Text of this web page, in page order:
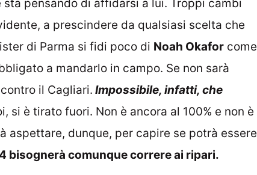
pensando di affidarsi a lui. Troppi cambi
a prescindere da qualsiasi scelta che
di Parma si fidi poco di Noah Okafor come
a mandarlo in campo. Se non sarà
il Cagliari. Impossibile, infatti, che
si è tirato fuori. Non è ancora al 100% e non è
aspettare, dunque, per capire se potrà essere
bisognerà comunque correre ai ripari.